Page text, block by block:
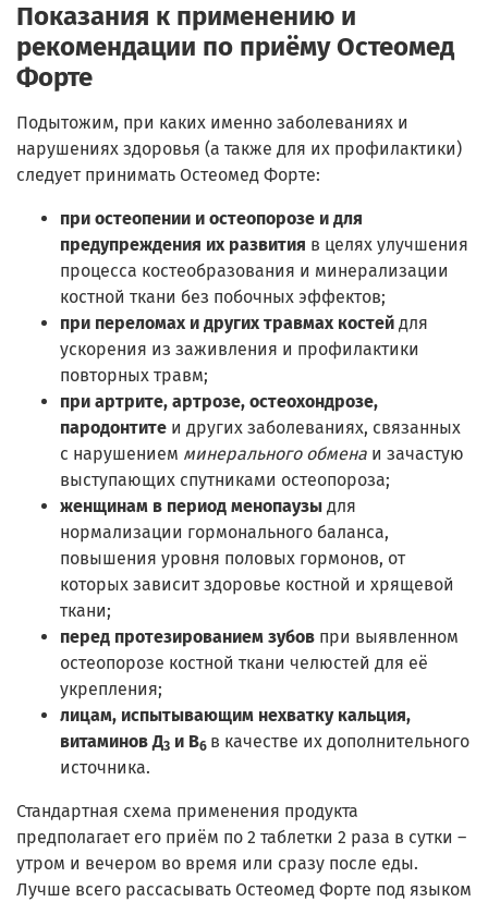
Показания к применению и
рекомендации по приёму Остеомед
Форте
Подытожим, при каких именно заболеваниях и
нарушениях здоровья (а также для их профилактики)
следует принимать Остеомед Форте:
при остеопении и остеопорозе и для
предупреждения их развития в целях улучшения
процесса костеобразования и минерализации
костной ткани без побочных эффектов;
при переломах и других травмах костей для
ускорения из заживления и профилактики
повторных травм;
при артрите, артрозе, остеохондрозе,
пародонтите и других заболеваниях, связанных
с нарушением минерального обмена и зачастую
выступающих спутниками остеопороза;
женщинам в период менопаузы для
нормализации гормонального баланса,
повышения уровня половых гормонов, от
которых зависит здоровье костной и хрящевой
ткани;
перед протезированием зубов при выявленном
остеопорозе костной ткани челюстей для её
укрепления;
лицам, испытывающим нехватку кальция,
витаминов Д3 и В6 в качестве их дополнительного
источника.
Стандартная схема применения продукта
предполагает его приём по 2 таблетки 2 раза в сутки –
утром и вечером во время или сразу после еды.
Лучше всего рассасывать Остеомед Форте под языком